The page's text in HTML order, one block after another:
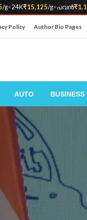
/g•24K₹15,125/g•പവൻ
Policy Author Bio Pages
AUTO BUSINESS